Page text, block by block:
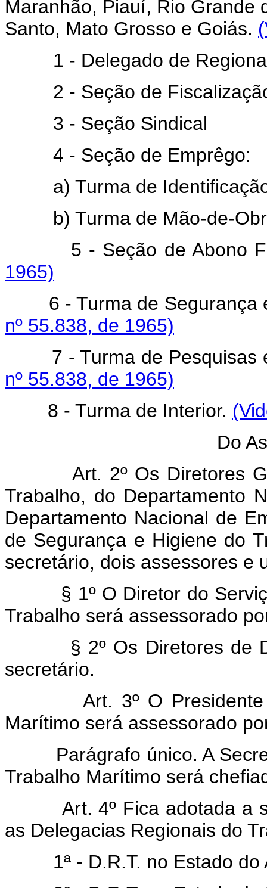
Maranhão, Piauí, Rio Grande
Santo, Mato Grosso e Goiás.
1 - Delegado de
2 - Seção de
3 - Seção Sindical
4 - Seção de Emprêgo:
a) Turma de Identificação
b) Turma de Mão-de-Obra
5 - Seção de Abono
1965)
6 - Turma de Segurança
nº 55.838, de 1965)
7 - Turma de Pesquisas
nº 55.838, de 1965)
8 - Turma de Interior.
Do
Art. 2º Os Diretores
Trabalho, do Departamento
Departamento Nacional de
de Segurança e Higiene do
secretário, dois assessores e
§ 1º O Diretor do Serviço
Trabalho será assessorado
§ 2º Os Diretores de
secretário.
Art. 3º O Presidente do
Marítimo será assessorado
Parágrafo único. A
Trabalho Marítimo será
Art. 4º Fica adotada a
as Delegacias Regionais do
1ª - D.R.T. no Estado do